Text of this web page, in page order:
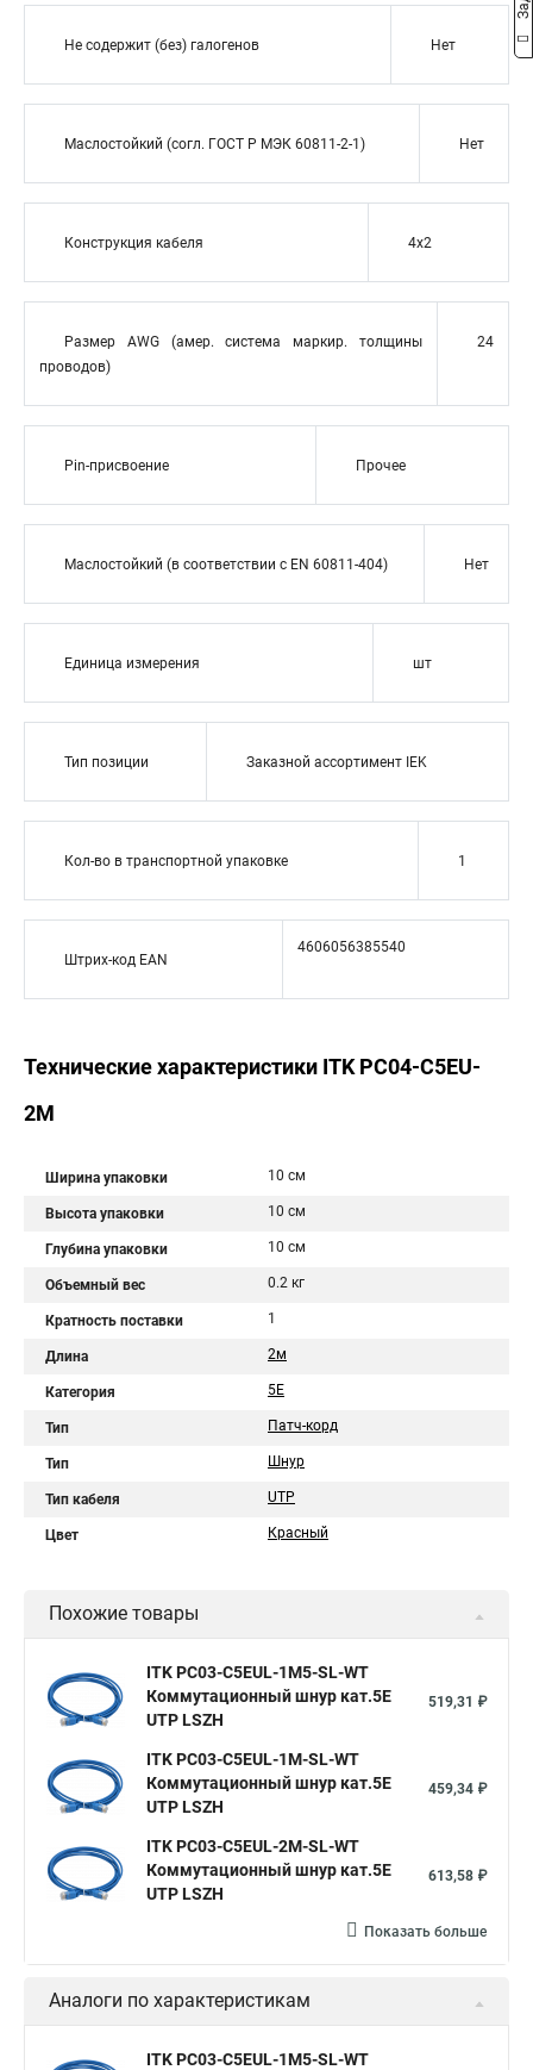
Не содержит (без) галогенов Нет
Маслостойкий (согл. ГОСТ Р МЭК 60811-2-1) Нет
Конструкция кабеля 4x2
Размер AWG (амер. система маркир. толщины
проводов)
24
Pin-присвоение Прочее
Маслостойкий (в соответствии с EN 60811-404) Нет
Единица измерения шт
Тип позиции Заказной ассортимент IEK
Кол-во в транспортной упаковке 1
Штрих-код EAN
4606056385540
Технические характеристики ITK PC04-C5EU-
2M
Ширина упаковки 10 см
Высота упаковки 10 см
Глубина упаковки 10 см
Объемный вес 0.2 кг
Кратность поставки 1
Длина 2м
Категория 5Е
Тип Патч-корд
Тип Шнур
Тип кабеля UTP
Цвет Красный
Похожие товары
ITK PC03-C5EUL-1M5-SL-WT
Коммутационный шнур кат.5E
UTP LSZH
519,31 ₽
ITK PC03-C5EUL-1M-SL-WT
Коммутационный шнур кат.5E
UTP LSZH
459,34 ₽
ITK PC03-C5EUL-2M-SL-WT
Коммутационный шнур кат.5E
UTP LSZH
613,58 ₽
Показать больше
Аналоги по характеристикам
ITK PC03-C5EUL-1M5-SL-WT